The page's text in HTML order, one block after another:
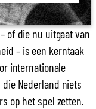
of die nu uitgaat van
– is een kerntaak
internationale
Nederland niets
op het spel zetten.